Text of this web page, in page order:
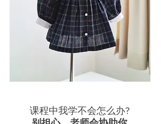
课程中我学不会怎么办?